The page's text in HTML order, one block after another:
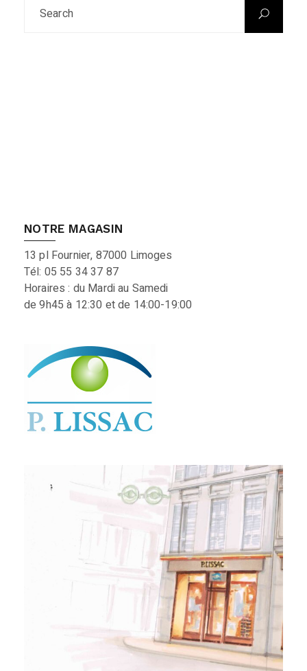
NOTRE MAGASIN
13 pl Fournier, 87000 Limoges
Tél: 05 55 34 37 87
Horaires : du Mardi au Samedi
de 9h45 à 12:30 et de 14:00-19:00